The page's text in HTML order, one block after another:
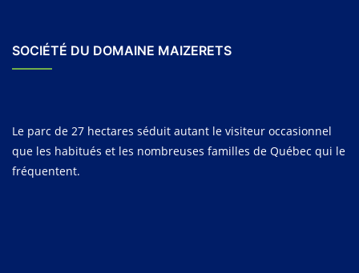
SOCIÉTÉ DU DOMAINE MAIZERETS
Le parc de 27 hectares séduit autant le visiteur occasionnel
que les habitués et les nombreuses familles de Québec qui le
fréquentent.